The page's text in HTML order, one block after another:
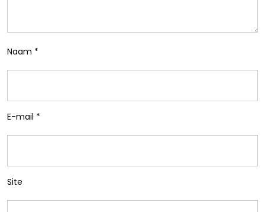
Naam *
E-mail *
Site